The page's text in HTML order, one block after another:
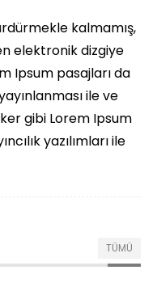
kalmamış,
elektronik dizgiye
Ipsum pasajları da
ile ve
gibi Lorem Ipsum
yazılımları ile
TÜMÜ